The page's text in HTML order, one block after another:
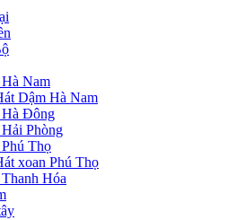
Nam
Dậm Hà Nam
Hà Đông
Phòng
Thọ
xoan Phú Thọ
Hóa